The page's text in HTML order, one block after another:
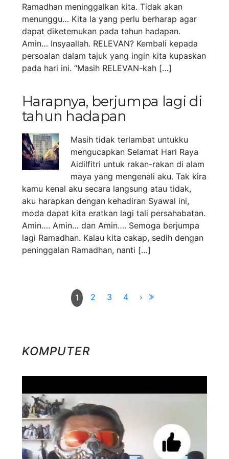
Ramadhan meninggalkan kita. Tidak akan
menunggu… Kita la yang perlu berharap agar
dapat diketemukan pada tahun hadapan.
Amin… Insyaallah. RELEVAN? Kembali kepada
persoalan dalam tajuk yang ingin kita kupaskan
pada hari ini. “Masih RELEVAN-kah […]
Harapnya, berjumpa lagi di
tahun hadapan
Masih tidak terlambat untukku
mengucapkan Selamat Hari Raya
Aidilfitri untuk rakan-rakan di alam
maya yang mengenali aku. Tak kira
kamu kenal aku secara langsung atau tidak,
aku harapkan dengan kehadiran Syawal ini,
moda dapat kita eratkan lagi tali persahabatan.
Amin…. Amin… dan Amin…. Semoga berjumpa
lagi Ramadhan. Kalau kita cakap, sedih dengan
peninggalan Ramadhan, nanti […]
1 2 3 4 ›
KOMPUTER